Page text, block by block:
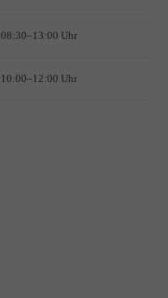
08:30–13:00 Uhr
10:00–12:00 Uhr